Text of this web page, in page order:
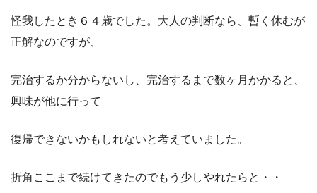
怪我したとき６４歳でした。大人の判断なら、暫く休むが
正解なのですが、
完治するか分からないし、完治するまで数ヶ月かかると、
興味が他に行って
復帰できないかもしれないと考えていました。
折角ここまで続けてきたのでもう少しやれたらと・・